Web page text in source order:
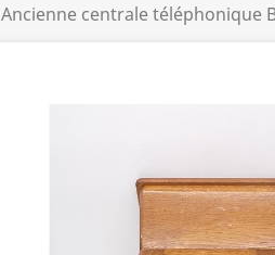
Ancienne centrale téléphonique